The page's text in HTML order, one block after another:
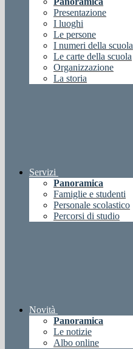
Presentazione
I luoghi
Le persone
I numeri della scuola
Le carte della scuola
Organizzazione
La storia
Servizi
Panoramica
Famiglie e studenti
Personale scolastico
Percorsi di studio
Novità
Panoramica
Le notizie
Albo online